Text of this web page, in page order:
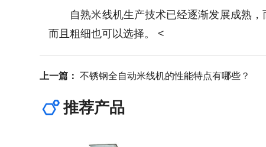
自熟米线机生产技术已经逐渐发展成熟，
而且粗细也可以选择。 <
上一篇： 不锈钢全自动米线机的性能特点有哪些？
推荐产品